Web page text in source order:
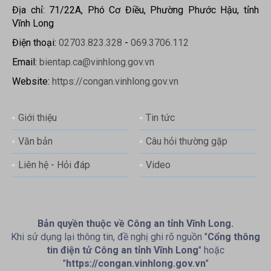
Địa chỉ: 71/22A, Phó Cơ Điều, Phường Phước Hậu, tỉnh
Vĩnh Long
Điện thoại: 02703.823.328 - 069.3706.112
Email: bientap.ca@vinhlong.gov.vn
Website: https://congan.vinhlong.gov.vn
Giới thiệu Tin tức
Văn bản Câu hỏi thường gặp
Liên hệ - Hỏi đáp Video
Bản quyền thuộc về Công an tỉnh Vĩnh Long.
Khi sử dụng lại thông tin, đề nghị ghi rõ nguồn "Cổng thông
tin điện tử Công an tỉnh Vĩnh Long" hoặc
"https://congan.vinhlong.gov.vn"